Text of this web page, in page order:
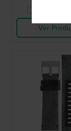
Ver